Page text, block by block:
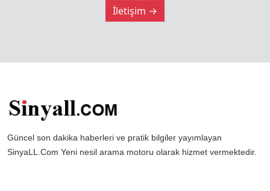
İletişim →
Güncel son dakika haberleri ve pratik bilgiler yayımlayan
SinyaLL.Com Yeni nesil arama motoru olarak hizmet vermektedir.